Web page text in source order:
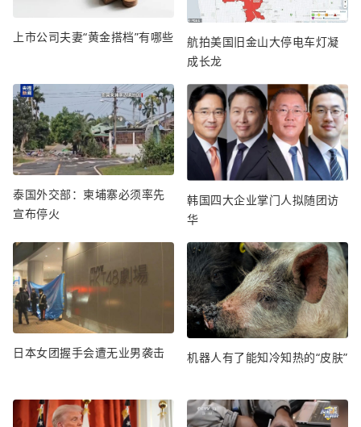
上市公司夫妻“黄金搭档”有哪些
航拍美国旧金山大停电车灯凝
成长龙
泰国外交部：柬埔寨必须率先
宣布停火
韩国四大企业掌门人拟随团访
华
日本女团握手会遭无业男袭击 机器人有了能知冷知热的“皮肤”